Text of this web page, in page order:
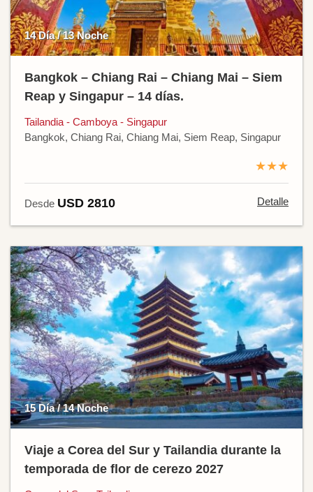
14 Día / 13 Noche
Bangkok – Chiang Rai – Chiang Mai – Siem
Reap y Singapur – 14 días.
Tailandia - Camboya - Singapur
Bangkok, Chiang Rai, Chiang Mai, Siem Reap, Singapur
★★★
Desde USD 2810 Detalle
15 Día / 14 Noche
Viaje a Corea del Sur y Tailandia durante la
temporada de flor de cerezo 2027